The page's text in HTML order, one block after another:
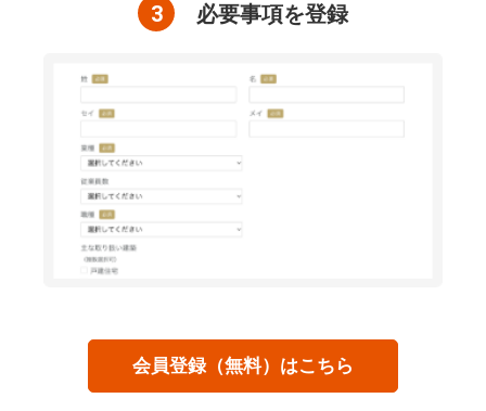
3 必要事項を登録
会員登録（無料）はこちら